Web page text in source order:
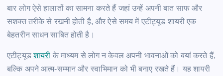
बार लोग ऐसे हालातों का सामना करते हैं जहां उन्हें अपनी बात साफ और
सशक्त तरीके से रखनी होती है, और ऐसे समय में एटीट्यूड शायरी एक
बेहतरीन साधन साबित होती है।
एटीट्यूडशायरी के माध्यम से लोग न केवल अपनी भावनाओं को बयां करते हैं,
बल्कि अपने आत्म-सम्मान और स्वाभिमान को भी बनाए रखते हैं। यह शायरी